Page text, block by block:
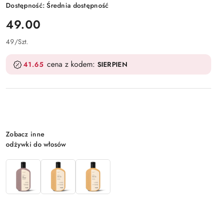
Dostępność:Średnia dostępność
cena:
49.00
49/Szt.
41.65 cena z kodem: SIERPIEN
Wariant
Zobacz inne
odżywki do włosów